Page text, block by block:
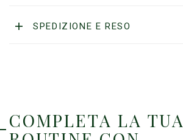
SPEDIZIONE E RESO
COMPLETA LA TUA